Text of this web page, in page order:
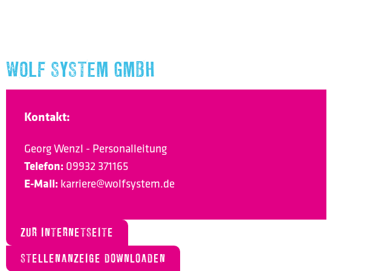
WOLF SYSTEM GMBH
Kontakt:
Georg Wenzl - Personalleitung
Telefon: 09932 371165
E-Mail: karriere@wolfsystem.de
ZUR INTERNETSEITE
STELLENANZEIGE DOWNLOADEN